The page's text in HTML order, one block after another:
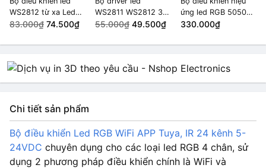
WS2812 từ xa Led
Dream 21 key 5-
83.000₫ 74.500₫
WS2811 WS2812 3
nút SP002E 600
dây
55.000₫ 49.500₫
ứng led RGB 5050
MUSIC IR
LED
330.000₫
Chi tiết sản phẩm
Bộ điều khiển Led RGB WiFi APP Tuya, IR 24 kênh 5-
24VDC chuyên dụng cho các loại led RGB 4 chân, sử
dụng 2 phương pháp điều khiển chính là WiFi và